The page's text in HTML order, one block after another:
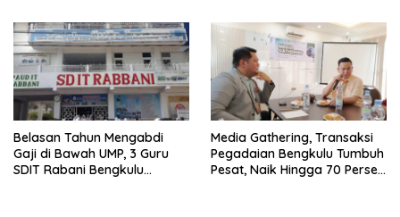
Belasan Tahun Mengabdi
Gaji di Bawah UMP, 3 Guru
SDIT Rabani Bengkulu
Media Gathering, Transaksi
Pegadaian Bengkulu Tumbuh
Pesat, Naik Hingga 70 Persen